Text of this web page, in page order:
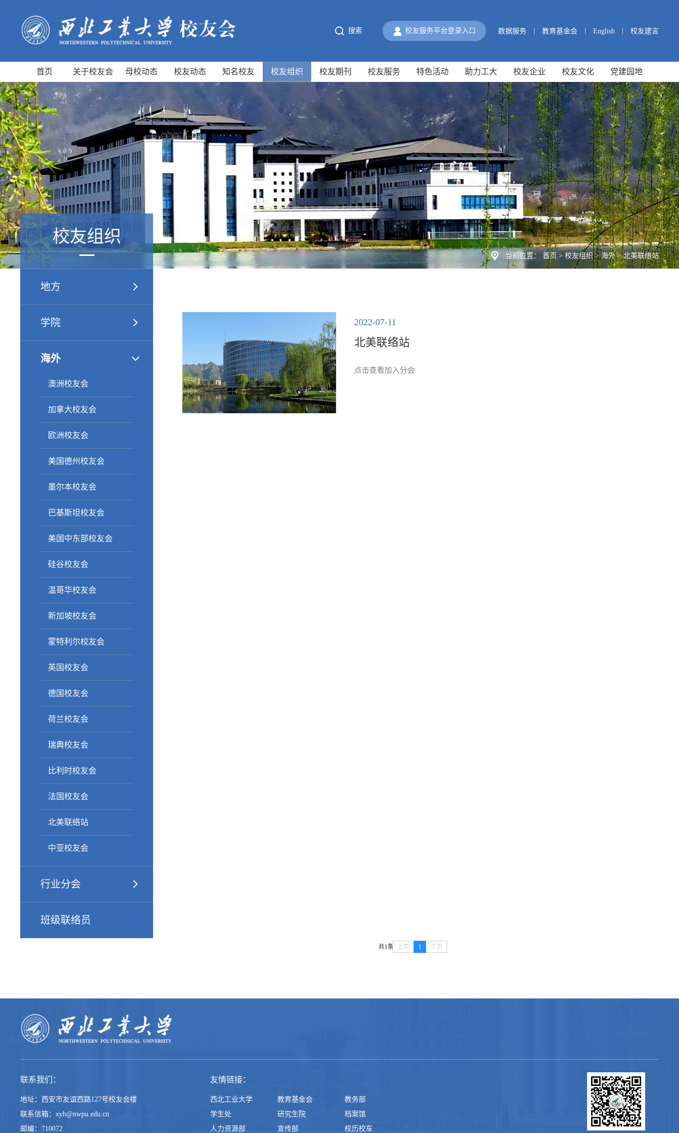
搜索 校友服务平台登录入口 数据服务 教育基金会 English 校友建言
首页 关于校友会 母校动态 校友动态 知名校友 校友组织 校友期刊 校友服务 特色活动 助力工大 校友企业 校友文化 党建园地
当前位置： 首页 > 校友组织>海外>北美联络站
校友组织
地方
学院
海外
澳洲校友会
加拿大校友会
欧洲校友会
美国德州校友会
墨尔本校友会
巴基斯坦校友会
美国中东部校友会
硅谷校友会
温哥华校友会
新加坡校友会
蒙特利尔校友会
英国校友会
德国校友会
荷兰校友会
瑞典校友会
比利时校友会
法国校友会
北美联络站
中亚校友会
行业分会
班级联络员
2022-07-11
北美联络站
点击查看加入分会
共1条 上页 1 下页
联系我们：
地址：西安市友谊西路127号校友会楼
联系信箱：xyh@nwpu.edu.cn
邮编：710072
友情链接：
西北工业大学 教育基金会
教务部
学生处
研究生院
档案馆
人力资源部
宣传部 校历校车